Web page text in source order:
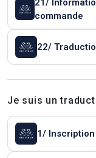
21/
commande
22/
Je suis un
1/